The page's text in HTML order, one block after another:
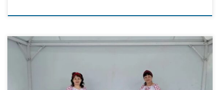
Детская швейная мастерская, действующая на базе ГКУ СПДП «Забота»